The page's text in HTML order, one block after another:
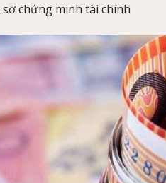
chứng minh tài chính